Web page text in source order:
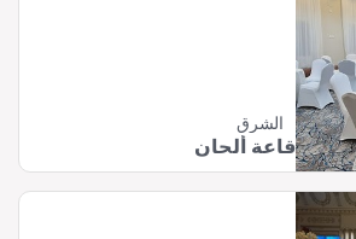
الشرق
قاعة ألحان